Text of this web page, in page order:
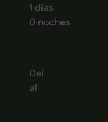
1 días
0 noches
Del
al